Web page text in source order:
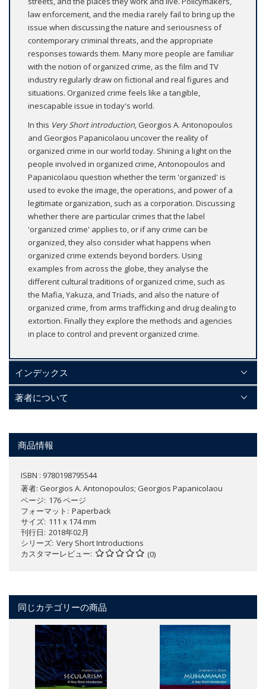
law enforcement, and the media rarely fail to bring up the
issue when discussing the nature and seriousness of
contemporary criminal threats, and the appropriate
responses towards them. Many more people are familiar
with the notion of organized crime, as the film and TV
industry regularly draw on fictional and real figures and
situations. Organized crime feels like a tangible,
inescapable issue in today's world.
In this VeryShort introduction, Georgios A. Antonopoulos
and Georgios Papanicolaou uncover the reality of
organized crime in our world today. Shining a light on the
people involved in organized crime, Antonopoulos and
Papanicolaou question whether the term 'organized' is
used to evoke the image, the operations, and power of a
legitimate organization, such as a corporation. Discussing
whether there are particular crimes that the label
'organized crime' applies to, or if any crime can be
organized, they also consider what happens when
organized crime extends beyond borders. Using
examples from across the globe, they analyse the
different cultural traditions of organized crime, such as
the Mafia, Yakuza, and Triads, and also the nature of
organized crime, from arms trafficking and drug dealing to
extortion. Finally they explore the methods and agencies
in place to control and prevent organized crime.
インデックス
著者について
商品情報
ISBN : 9780198795544
著者: Georgios A. Antonopoulos; Georgios Papanicolaou
ページ 176 ページ
フォーマット
Paperback
サイズ 111 x 174 mm
刊行日 2018年02月
シリーズ Very Short Introductions
カスタマーレビュー
(0)
同じカテゴリーの商品